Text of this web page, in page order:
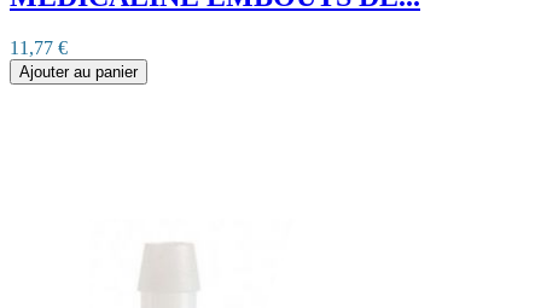
11,77 €
Ajouter au panier